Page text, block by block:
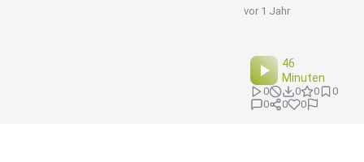
vor 1 Jahr
46
Minuten
0 0 0
0
0
0 0